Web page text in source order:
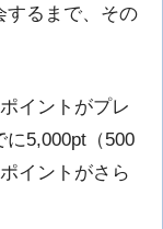
するまで、その
イントがプレ
5,000pt（500
イントがさら